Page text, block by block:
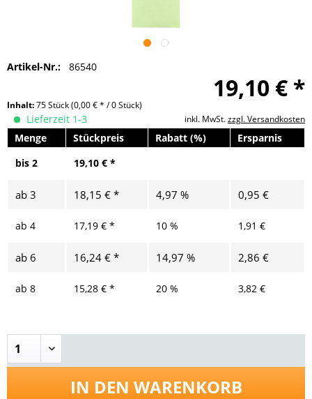
Artikel-Nr.: 86540
19,10 € *
Inhalt:75 Stück(0,00 € * / 0 Stück)
inkl. MwSt.zzgl. Versandkosten
Lieferzeit 1-3
Menge
Stückpreis Rabatt (%)
Ersparnis
bis 2 19,10 € *
ab 3 18,15 € * 4,97 % 0,95 €
ab 4 17,19 € * 10 % 1,91 €
ab 6 16,24 € * 14,97 % 2,86 €
ab 8 15,28 € * 20 % 3,82 €
IN DEN WARENKORB